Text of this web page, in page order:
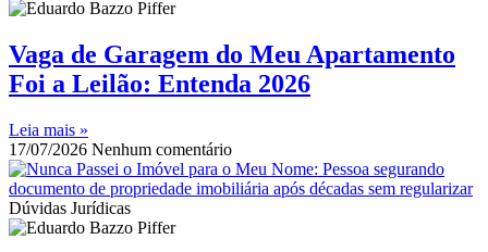
Vaga de Garagem do Meu Apartamento
Foi a Leilão: Entenda 2026
Leia mais »
17/07/2026 Nenhum comentário
Dúvidas Jurídicas